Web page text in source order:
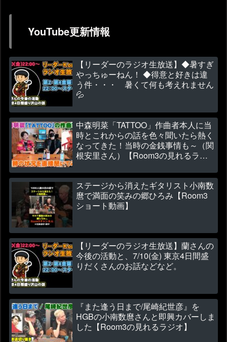
YouTube更新情報
【リーダーのラジオ生放送】◆暑すぎ
やっちゅーねん！ ◆得意と好きは違
う件・・・ 暑くて何も考えれません
💦
中森明菜「TATTOO」作曲者本人に当
時とこれからの話を色々聞いたら熱く
なってきた！当時の金銭事情も～（関
根安里さん）【Room3の見れるラジ
ステージから消えたギタリスト小南数
麿で満面の笑みの郷ひろみ【Room3
ショート動画】
【リーダーのラジオ生放送】蘭さんの
今後の活動と、7/10(金) 東京4日間盛
りだくさんのお話などなど。
『また逢う日まで/尾崎紀世彦』を
HGBの小南数麿さんと即興カバーしま
した【Room3の見れるラジオ】